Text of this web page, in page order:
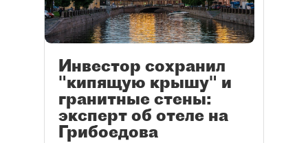
Инвестор сохранил
"кипящую крышу" и
гранитные стены:
эксперт об отеле на
Грибоедова